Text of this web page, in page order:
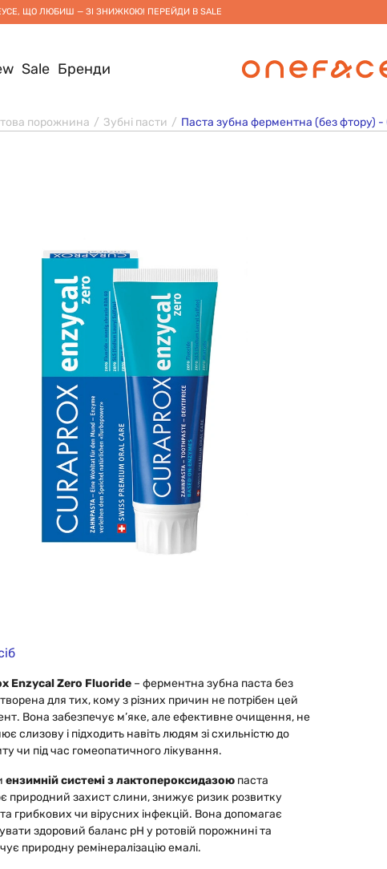
УСЕ, ЩО ЛЮБИШ — ЗІ ЗНИЖКОЮ! ПЕРЕЙДИ В SALE
Sale Бренди
порожнина Зубні пасти Паста зубна ферментна (без фтору) -
Enzycal Zero Fluoride– ферментна зубна паста без
для тих, кому з різних причин не потрібен цей
Вона забезпечує м’яке, але ефективне очищення, не
слизову і підходить навіть людям зі схильністю до
чи під час гомеопатичного лікування.
ензимній системі з лактопероксидазоюпаста
природний захист слини, знижує ризик розвитку
та грибкових чи вірусних інфекцій. Вона допомагає
здоровий баланс pH у ротовій порожнині та
природну ремінералізацію емалі.